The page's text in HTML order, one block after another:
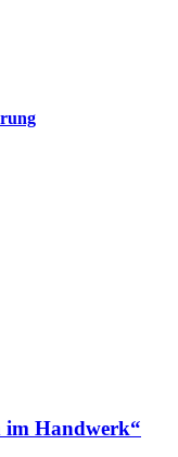
im Handwerk“